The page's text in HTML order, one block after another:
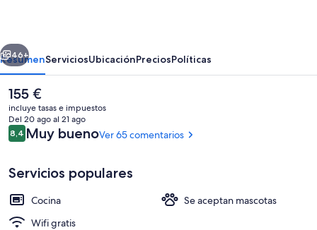
Avoriaz
Electra
Apartamento superior, 2
Siguiente
46+
ResumenServiciosUbicaciónPreciosPolíticas
El
precio
actual
es
de
155 €
incluye tasas e impuestos
Del 20 ago al 21 ago
Comentarios
8,48,4 de 10
Muy buenoVer 65 comentarios
Servicios populares
Cocina
Se aceptan mascotas
Wifi gratis